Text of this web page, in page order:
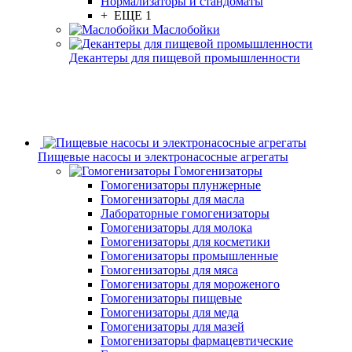
+ ЕЩЕ 1
Маслобойки
Декантеры для пищевой промышленности
Пищевые насосы и электронасосные агрегаты
Гомогенизаторы
Гомогенизаторы плунжерные
Гомогенизаторы для масла
Лабораторные гомогенизаторы
Гомогенизаторы для молока
Гомогенизаторы для косметики
Гомогенизаторы промышленные
Гомогенизаторы для мяса
Гомогенизаторы для мороженого
Гомогенизаторы пищевые
Гомогенизаторы для меда
Гомогенизаторы для мазей
Гомогенизаторы фармацевтические